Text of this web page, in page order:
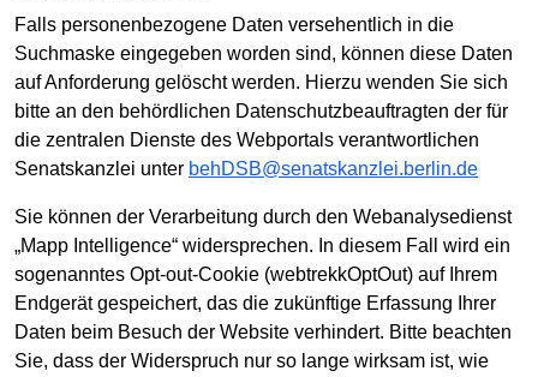
Falls personenbezogene Daten versehentlich in die
Suchmaske eingegeben worden sind, können diese Daten
auf Anforderung gelöscht werden. Hierzu wenden Sie sich
bitte an den behördlichen Datenschutzbeauftragten der für
die zentralen Dienste des Webportals verantwortlichen
Senatskanzlei unter behDSB@senatskanzlei.berlin.de
Sie können der Verarbeitung durch den Webanalysedienst
„Mapp Intelligence“ widersprechen. In diesem Fall wird ein
sogenanntes Opt-out-Cookie (webtrekkOptOut) auf Ihrem
Endgerät gespeichert, das die zukünftige Erfassung Ihrer
Daten beim Besuch der Website verhindert. Bitte beachten
Sie, dass der Widerspruch nur so lange wirksam ist, wie